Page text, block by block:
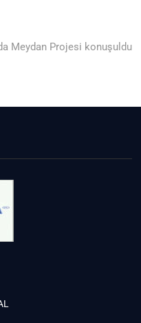
Meydan Projesi konuşuldu